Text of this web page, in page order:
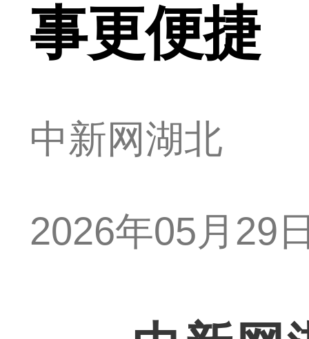
事更便捷
中新网湖北
2026年05月29